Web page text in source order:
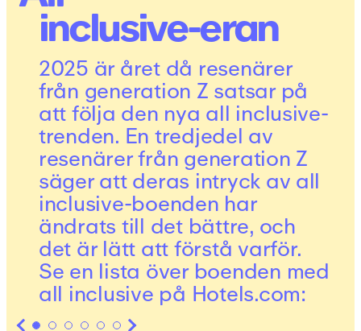
inclusive-eran
2025 är året då resenärer
från generation Z satsar på
att följa den nya all inclusive-
trenden. En tredjedel av
resenärer från generation Z
säger att deras intryck av all
inclusive-boenden har
ändrats till det bättre, och
det är lätt att förstå varför.
Se en lista över boenden med
all inclusive på Hotels.com: